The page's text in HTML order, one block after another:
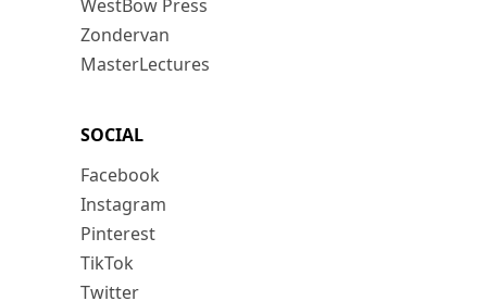
WestBow Press
Zondervan
MasterLectures
SOCIAL
Facebook
Instagram
Pinterest
TikTok
Twitter